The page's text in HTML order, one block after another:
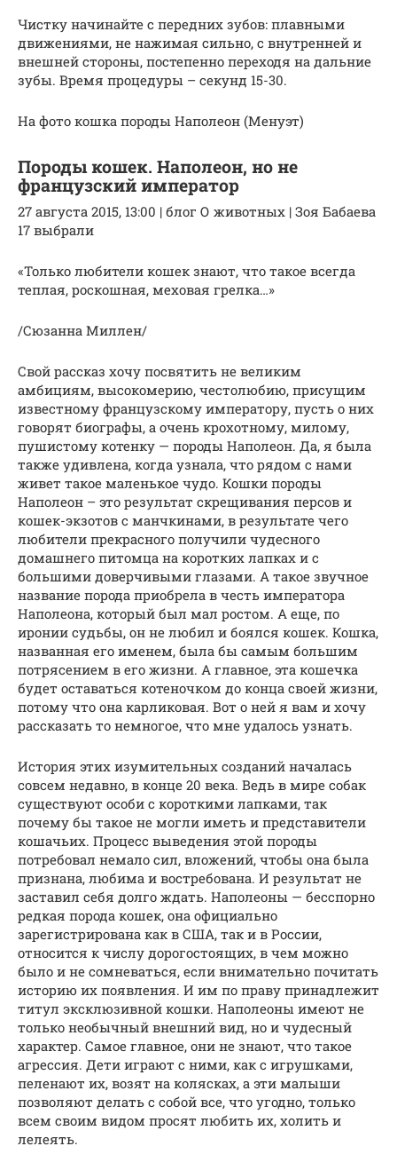
Чистку начинайте с передних зубов: плавными
движениями, не нажимая сильно, с внутренней и
внешней стороны, постепенно переходя на дальние
зубы. Время процедуры – секунд 15-30.
На фото кошка породы Наполеон (Менуэт)
Породы кошек. Наполеон, но не
французский император
27 августа 2015, 13:00 | блог О животных | Зоя Бабаева
17 выбрали
«Только любители кошек знают, что такое всегда
теплая, роскошная, меховая грелка…»
/Сюзанна Миллен/
Свой рассказ хочу посвятить не великим
амбициям, высокомерию, честолюбию, присущим
известному французскому императору, пусть о них
говорят биографы, а очень крохотному, милому,
пушистому котенку — породы Наполеон. Да, я была
также удивлена, когда узнала, что рядом с нами
живет такое маленькое чудо. Кошки породы
Наполеон – это результат скрещивания персов и
кошек-экзотов с манчкинами, в результате чего
любители прекрасного получили чудесного
домашнего питомца на коротких лапках и с
большими доверчивыми глазами. А такое звучное
название порода приобрела в честь императора
Наполеона, который был мал ростом. А еще, по
иронии судьбы, он не любил и боялся кошек. Кошка,
названная его именем, была бы самым большим
потрясением в его жизни. А главное, эта кошечка
будет оставаться котеночком до конца своей жизни,
потому что она карликовая. Вот о ней я вам и хочу
рассказать то немногое, что мне удалось узнать.
История этих изумительных созданий началась
совсем недавно, в конце 20 века. Ведь в мире собак
существуют особи с короткими лапками, так
почему бы такое не могли иметь и представители
кошачьих. Процесс выведения этой породы
потребовал немало сил, вложений, чтобы она была
признана, любима и востребована. И результат не
заставил себя долго ждать. Наполеоны — бесспорно
редкая порода кошек, она официально
зарегистрирована как в США, так и в России,
относится к числу дорогостоящих, в чем можно
было и не сомневаться, если внимательно почитать
историю их появления. И им по праву принадлежит
титул эксклюзивной кошки. Наполеоны имеют не
только необычный внешний вид, но и чудесный
характер. Самое главное, они не знают, что такое
агрессия. Дети играют с ними, как с игрушками,
пеленают их, возят на колясках, а эти малыши
позволяют делать с собой все, что угодно, только
всем своим видом просят любить их, холить и
лелеять.